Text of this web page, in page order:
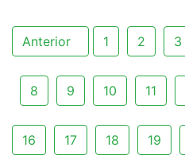
Anterior 1 2 3
8 9 10 11
16 17 18 19